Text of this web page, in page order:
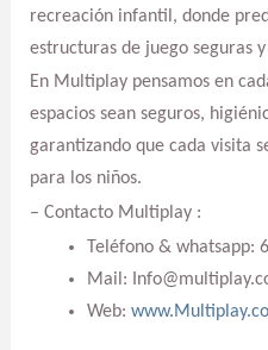
recreación infantil, donde
estructuras de juego seguras
En Multiplay pensamos en
espacios sean seguros,
garantizando que cada visita
para los niños.
– Contacto Multiplay :
Teléfono & whatsapp:
Mail:
Web: